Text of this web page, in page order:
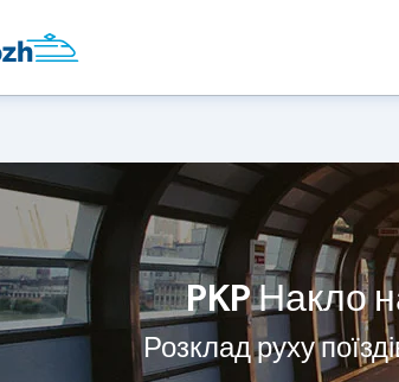
PKP Накло
Розклад руху